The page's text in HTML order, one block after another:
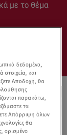
με το θέμα
δεδομένα,
και
Αποδοχή, θα
παρακάτω,
τα
Απόρριψη όλων
θα
ορισμένο